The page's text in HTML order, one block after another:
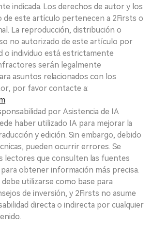
indicada. Los derechos de autor y los
de este artículo pertenecen a 2Firsts o
La reproducción, distribución o
no autorizado de este artículo por
o individuo está estrictamente
serán legalmente
asuntos relacionados con los
por favor contacte a:
por Asistencia de IA
haber utilizado IA para mejorar la
y edición. Sin embargo, debido
pueden ocurrir errores. Se
lectores que consulten las fuentes
obtener información más precisa.
utilizarse como base para
de inversión, y 2Firsts no asume
directa o indirecta por cualquier